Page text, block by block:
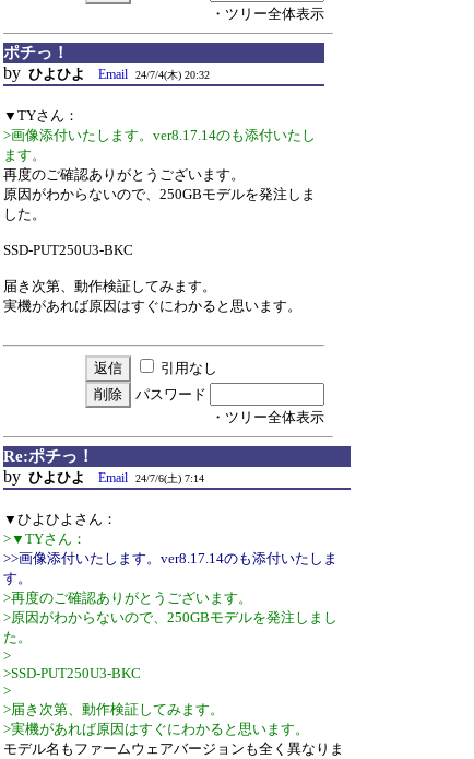
・ツリー全体表示
ポチっ！
by ひよひよ Email 24/7/4(木) 20:32
▼TYさん：
>画像添付いたします。ver8.17.14のも添付いたし
ます。
再度のご確認ありがとうございます。
原因がわからないので、250GBモデルを発注しま
した。
SSD-PUT250U3-BKC
届き次第、動作検証してみます。
実機があれば原因はすぐにわかると思います。
引用なし
パスワード
・ツリー全体表示
Re:ポチっ！
by ひよひよ Email 24/7/6(土) 7:14
▼ひよひよさん：
>▼TYさん：
>>画像添付いたします。ver8.17.14のも添付いたしま
す。
>再度のご確認ありがとうございます。
>原因がわからないので、250GBモデルを発注しまし
た。
>
>SSD-PUT250U3-BKC
>
>届き次第、動作検証してみます。
>実機があれば原因はすぐにわかると思います。
モデル名もファームウェアバージョンも全く異なりま